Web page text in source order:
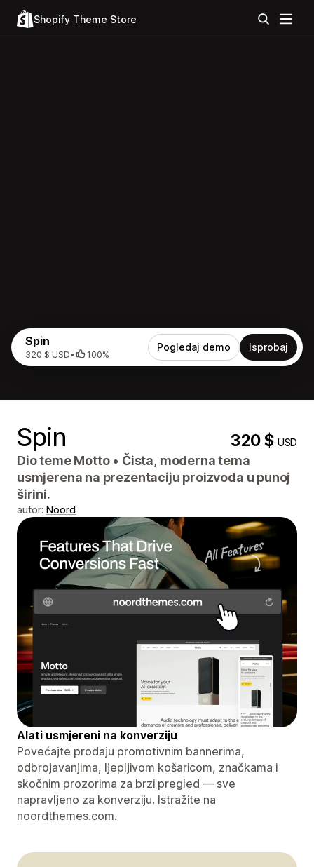
Shopify Theme Store
Spin
320 $ USD• 100%
Pogledaj demo Isprobaj
Spin 320 $USD
Dio temeMotto • Čista, moderna tema
usmjerena na prezentaciju proizvoda u punoj
širini.
autor: Noord
Alati usmjereni na konverziju
Povećajte prodaju promotivnim bannerima,
odbrojavanjima, ljepljivom košaricom, značkama i
skočnim prozorima za brzi pregled — sve
napravljeno za konverziju. Istražite na
noordthemes.com.